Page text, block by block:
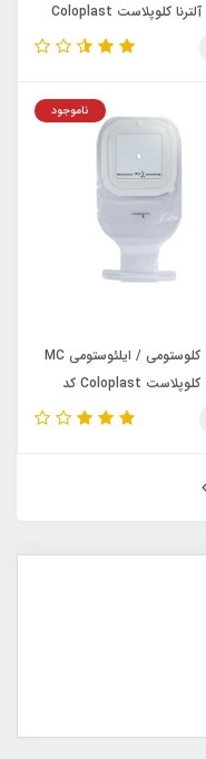
بسته آلترنا کلوپلاست Coloplast
ناموجود
کیسه کلوستومی / ایلئوستومی MC
2000 کلوپلاست Coloplast کد